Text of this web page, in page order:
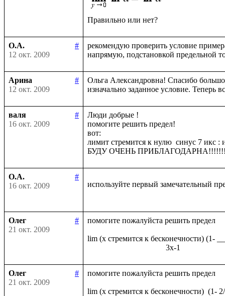
О.А.
#
12 окт. 2009
рекомендую проверить условие
Арина
#
12 окт. 2009
Ольга Александровна! Спасибо
валя
#
16 окт. 2009
Люди добрые !
помогите решить предел!
вот:
лимит стремится к нулю  синус 7 икс :
О.А.
#
16 окт. 2009
используйте первый замечательный
Олег
#
21 окт. 2009
помогите пожалуйста решить предел
lim (x стремится к бесконечности) (1-
Олег
#
21 окт. 2009
помогите пожалуйста решить предел
lim (x стремится к бесконечности)  (1-